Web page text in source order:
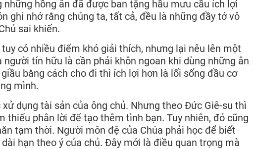
hồng ân đã được ban tặng hầu mưu cầu ích lợi
ghi nhớ rằng chúng ta, tất cả, đều là những đầy tớ vô
sai khiến.
có nhiều điểm khó giải thích, nhưng lại nêu lên một
tín hữu là cần phải khôn ngoan khi dùng những ân
bằng cách cho đi thì ích lợi hơn là lối sống đầu cơ
mình.
dụng tài sản của ông chủ. Nhưng theo Đức Giê-su thì
thiểu phân lời để tạo thêm tình bạn. Tuy nhiên, đó cũng
tạm thời. Người môn đệ của Chúa phải học để biết
hạn theo ý của chủ. Đây mới là điều quan trọng mà